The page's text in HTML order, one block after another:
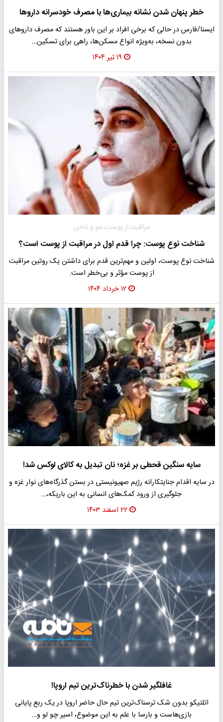
خطر پنهان شدن نشانه بیماری‌ها با مصرف خودسرانه داروها
​ایسنا/فارس در حالی که برخی افراد بر این باور هستند که مصرف داروهای
بدون نسخه، به‌ویژه انواع مسکن‌ها، راهی برای تسکین…
۱۹ تیر ۱۴۰۴
مراقبت از پوست، مو و ناخن
شناخت نوع پوست: چرا قدم اول در مراقبت از پوست است؟
شناخت نوع پوست، اولین و مهم‌ترین قدم برای داشتن یک روتین مراقبت
از پوست مؤثر و بی‌خطر است.
۱۲ خرداد ۱۴۰۴
سایه سنگین قحطی بر غزه؛ نان تبدیل به کالای لوکس شد!
در سایه اقدام جنایتکارانه رژیم صهیونیستی در بستن گذرگاه‌های نوار غزه و
جلوگیری از ورود کمک‌های انسانی به این باریکه،…
۲۲ اسفند ۱۴۰۳
غافلگیر شدن با خطرناک‌ترین تیم اروپا!
اتلتیکو بدون شک ترسناک‌ترین تیم حال حاضر اروپا در یک ربع پایانی
بازی‌هاست و بارسا با علم به این موضوع، اسیر چو لو و…